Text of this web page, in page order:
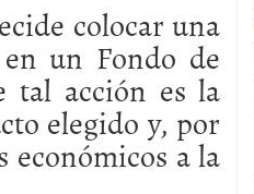
de 2025 a la que nadie
los inversores siguen
en febrero: la racha
colocar una
un Fondo de
tal acción es la
elegido y, por
a la